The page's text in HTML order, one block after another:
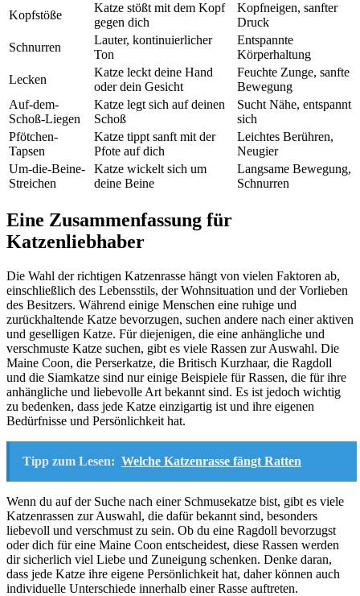
Kopfstöße
Katze stößt mit dem Kopf
gegen dich
Kopfneigen, sanfter
Druck
Schnurren
Lauter, kontinuierlicher
Ton
Entspannte
Körperhaltung
Lecken
Katze leckt deine Hand
oder dein Gesicht
Feuchte Zunge, sanfte
Bewegung
Auf-dem-
Schoß-Liegen
Katze legt sich auf deinen
Schoß
Sucht Nähe, entspannt
sich
Pfötchen-
Tapsen
Katze tippt sanft mit der
Pfote auf dich
Leichtes Berühren,
Neugier
Um-die-Beine-
Streichen
Katze wickelt sich um
deine Beine
Langsame Bewegung,
Schnurren
Eine Zusammenfassung für
Katzenliebhaber
Die Wahl der richtigen Katzenrasse hängt von vielen Faktoren ab,
einschließlich des Lebensstils, der Wohnsituation und der Vorlieben
des Besitzers. Während einige Menschen eine ruhige und
zurückhaltende Katze bevorzugen, suchen andere nach einer aktiven
und geselligen Katze. Für diejenigen, die eine anhängliche und
verschmuste Katze suchen, gibt es viele Rassen zur Auswahl. Die
Maine Coon, die Perserkatze, die Britisch Kurzhaar, die Ragdoll
und die Siamkatze sind nur einige Beispiele für Rassen, die für ihre
anhängliche und liebevolle Art bekannt sind. Es ist jedoch wichtig
zu bedenken, dass jede Katze einzigartig ist und ihre eigenen
Bedürfnisse und Persönlichkeit hat.
Tipp zum Lesen: Welche Katzenrasse fängt Ratten
Wenn du auf der Suche nach einer Schmusekatze bist, gibt es viele
Katzenrassen zur Auswahl, die dafür bekannt sind, besonders
liebevoll und verschmust zu sein. Ob du eine Ragdoll bevorzugst
oder dich für eine Maine Coon entscheidest, diese Rassen werden
dir sicherlich viel Liebe und Zuneigung schenken. Denke daran,
dass jede Katze ihre eigene Persönlichkeit hat, daher können auch
individuelle Unterschiede innerhalb einer Rasse auftreten.